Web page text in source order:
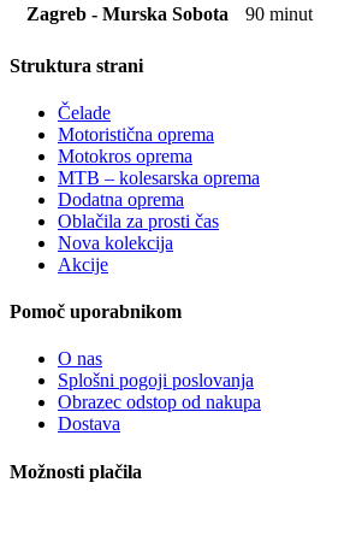
Zagreb - Murska Sobota
90 minut
Struktura strani
Čelade
Motoristična oprema
Motokros oprema
MTB – kolesarska oprema
Dodatna oprema
Oblačila za prosti čas
Nova kolekcija
Akcije
Pomoč uporabnikom
O nas
Splošni pogoji poslovanja
Obrazec odstop od nakupa
Dostava
Možnosti plačila